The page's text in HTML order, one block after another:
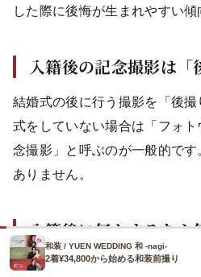
した際に後悔が生まれやすい傾
入籍後の記念撮影は「
結婚式の後に行う撮影を「後
式をしていない場合は「フォ
念撮影」と呼ぶのが一般的で
ありません。
入籍後に何かするなら
フォトウェディング（記念写
和装 / YUEN WEDDING 和 -nagi-
2着¥34,800から始める和装前撮り